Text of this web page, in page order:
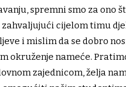
spremni smo za ono
zahvaljujući cijelom timu
i mislim da se dobro
okruženje nameće.
zajednicom, želja